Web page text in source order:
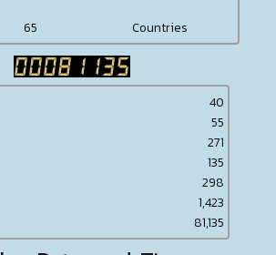
65 Countries
40
55
271
135
298
1,423
81,135